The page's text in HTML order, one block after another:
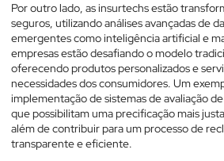
Por outro lado, as insurtechs estão
seguros, utilizando análises avançadas de
emergentes como inteligência artificial e
empresas estão desafiando o modelo
oferecendo produtos personalizados e
necessidades dos consumidores. Um
implementação de sistemas de avaliação
que possibilitam uma precificação mais
além de contribuir para um processo de
transparente e eficiente.